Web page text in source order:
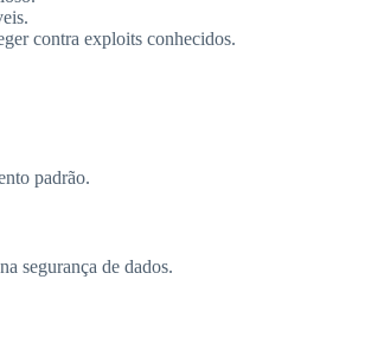
contra exploits conhecidos.
padrão.
segurança de dados.